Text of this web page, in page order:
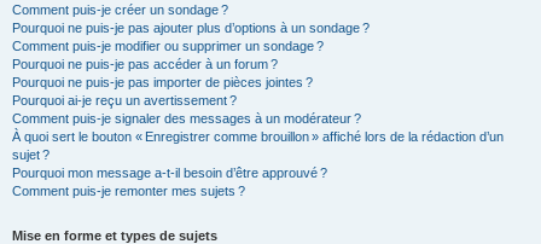
Comment puis-je créer un sondage ?
Pourquoi ne puis-je pas ajouter plus d’options à un sondage ?
Comment puis-je modifier ou supprimer un sondage ?
Pourquoi ne puis-je pas accéder à un forum ?
Pourquoi ne puis-je pas importer de pièces jointes ?
Pourquoi ai-je reçu un avertissement ?
Comment puis-je signaler des messages à un modérateur ?
À quoi sert le bouton « Enregistrer comme brouillon » affiché lors de la rédaction d’un
sujet ?
Pourquoi mon message a-t-il besoin d’être approuvé ?
Comment puis-je remonter mes sujets ?
Mise en forme et types de sujets